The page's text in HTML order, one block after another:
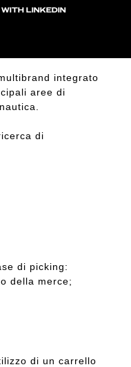
integrato
aree di
di
di picking:
della merce;
di un carrello